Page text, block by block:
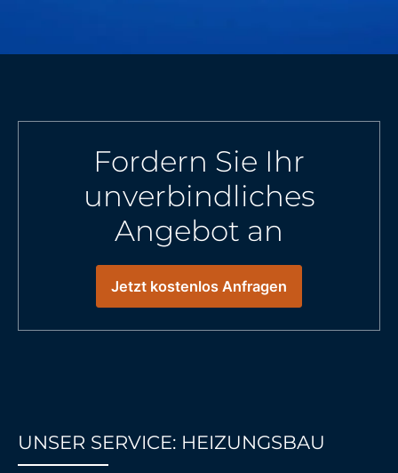
Fordern Sie Ihr
unverbindliches
Angebot an
Jetzt kostenlos Anfragen
UNSER SERVICE: HEIZUNGSBAU